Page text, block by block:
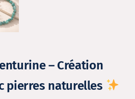
– Création
pierres naturelles